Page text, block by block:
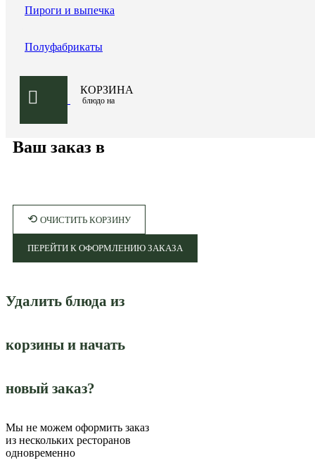
Пироги и выпечка
Полуфабрикаты
КОРЗИНА
блюдо на
Ваш заказ в
⟲ ОЧИСТИТЬ КОРЗИНУ
ПЕРЕЙТИ К ОФОРМЛЕНИЮ ЗАКАЗА
Удалить блюда из
корзины и начать
новый заказ?
Мы не можем оформить заказ
из нескольких ресторанов
одновременно